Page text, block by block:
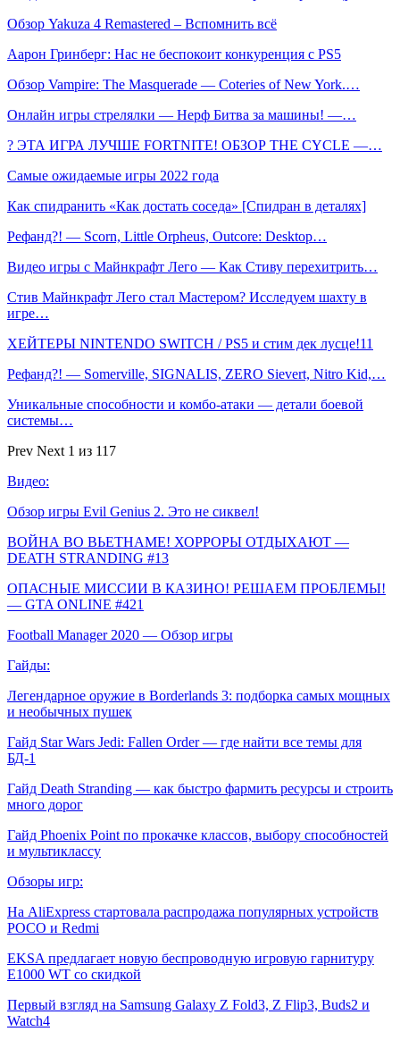
Обзор Yakuza 4 Remastered – Вспомнить всё
Аарон Гринберг: Нас не беспокоит конкуренция с PS5
Обзор Vampire: The Masquerade — Coteries of New York.…
Онлайн игры стрелялки — Нерф Битва за машины! —…
? ЭТА ИГРА ЛУЧШЕ FORTNITE! ОБЗОР THE CYCLE —…
Самые ожидаемые игры 2022 года
Как спидранить «Как достать соседа» [Спидран в деталях]
Рефанд?! — Scorn, Little Orpheus, Outcore: Desktop…
Видео игры с Майнкрафт Лего — Как Стиву перехитрить…
Стив Майнкрафт Лего стал Мастером? Исследуем шахту в
игре…
ХЕЙТЕРЫ NINTENDO SWITCH / PS5 и стим дек лусце!11
Рефанд?! — Somerville, SIGNALIS, ZERO Sievert, Nitro Kid,…
Уникальные способности и комбо-атаки — детали боевой
системы…
Prev Next 1 из 117
Видео:
Обзор игры Evil Genius 2. Это не сиквел!
ВОЙНА ВО ВЬЕТНАМЕ! ХОРРОРЫ ОТДЫХАЮТ —
DEATH STRANDING #13
ОПАСНЫЕ МИССИИ В КАЗИНО! РЕШАЕМ ПРОБЛЕМЫ!
— GTA ONLINE #421
Football Manager 2020 — Обзор игры
Гайды:
Легендарное оружие в Borderlands 3: подборка самых мощных
и необычных пушек
Гайд Star Wars Jedi: Fallen Order — где найти все темы для
БД-1
Гайд Death Stranding — как быстро фармить ресурсы и строить
много дорог
Гайд Phoenix Point по прокачке классов, выбору способностей
и мультиклассу
Обзоры игр:
На AliExpress стартовала распродажа популярных устройств
POCO и Redmi
EKSA предлагает новую беспроводную игровую гарнитуру
E1000 WT со скидкой
Первый взгляд на Samsung Galaxy Z Fold3, Z Flip3, Buds2 и
Watch4